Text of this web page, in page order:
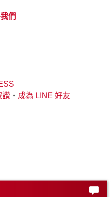
們
讚 ‧ 成為 LINE 好友